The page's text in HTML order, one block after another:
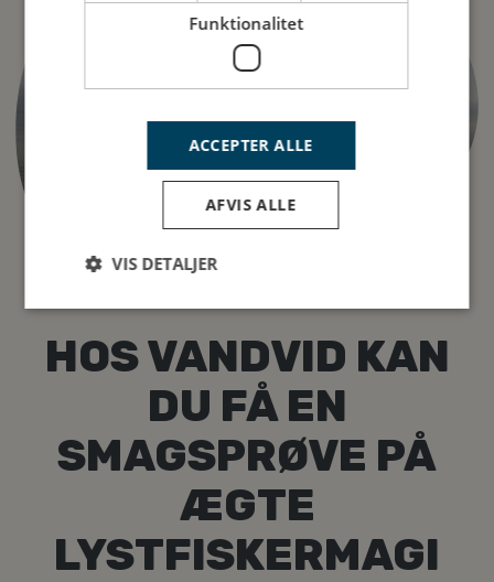
HOS VANDVID KAN
DU FÅ EN
SMAGSPRØVE PÅ
ÆGTE
LYSTFISKERMAGI
Funktionalitet
ACCEPTER ALLE
AFVIS ALLE
VIS DETALJER